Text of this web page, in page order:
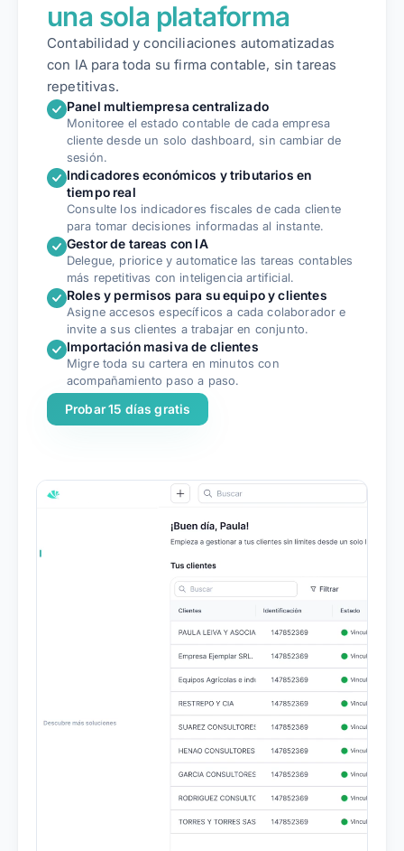
una sola plataforma
Contabilidad y conciliaciones automatizadas
con IA para toda su firma contable, sin tareas
repetitivas.
Panel multiempresa centralizado
Monitoree el estado contable de cada empresa
cliente desde un solo dashboard, sin cambiar de
sesión.
Indicadores económicos y tributarios en
tiempo real
Consulte los indicadores fiscales de cada cliente
para tomar decisiones informadas al instante.
Gestor de tareas con IA
Delegue, priorice y automatice las tareas contables
más repetitivas con inteligencia artificial.
Roles y permisos para su equipo y clientes
Asigne accesos específicos a cada colaborador e
invite a sus clientes a trabajar en conjunto.
Importación masiva de clientes
Migre toda su cartera en minutos con
acompañamiento paso a paso.
Probar 15 días gratis